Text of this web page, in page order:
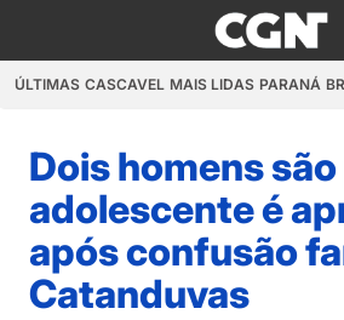
ÚLTIMAS CASCAVEL MAIS LIDAS PARANÁ
Dois homens
adolescente é
após confusão
Catanduvas